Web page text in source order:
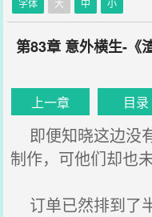
字体 大 中 小
第83章 意外横生-《
上一章 目录
即便知晓这边没
制作，可他们却也
订单已然排到了